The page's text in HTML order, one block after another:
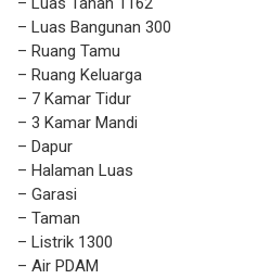
– Luas Bangunan 300
– Ruang Tamu
– Ruang Keluarga
– 7 Kamar Tidur
– 3 Kamar Mandi
– Dapur
– Halaman Luas
– Garasi
– Taman
– Listrik 1300
– Air PDAM